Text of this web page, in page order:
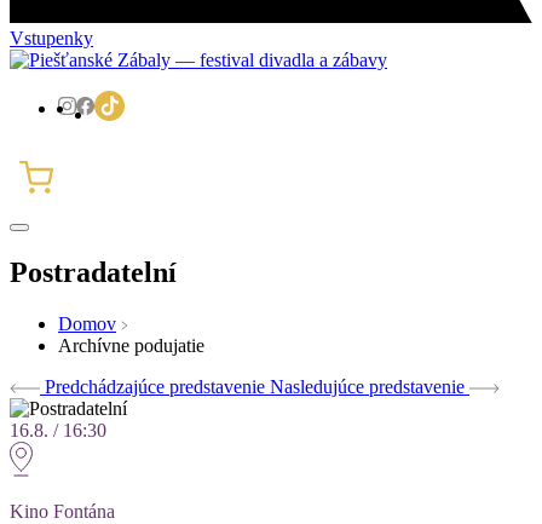
Vstupenky
Postradatelní
Domov
Archívne podujatie
Predchádzajúce predstavenie Nasledujúce predstavenie
16.8. / 16:30
Kino Fontána